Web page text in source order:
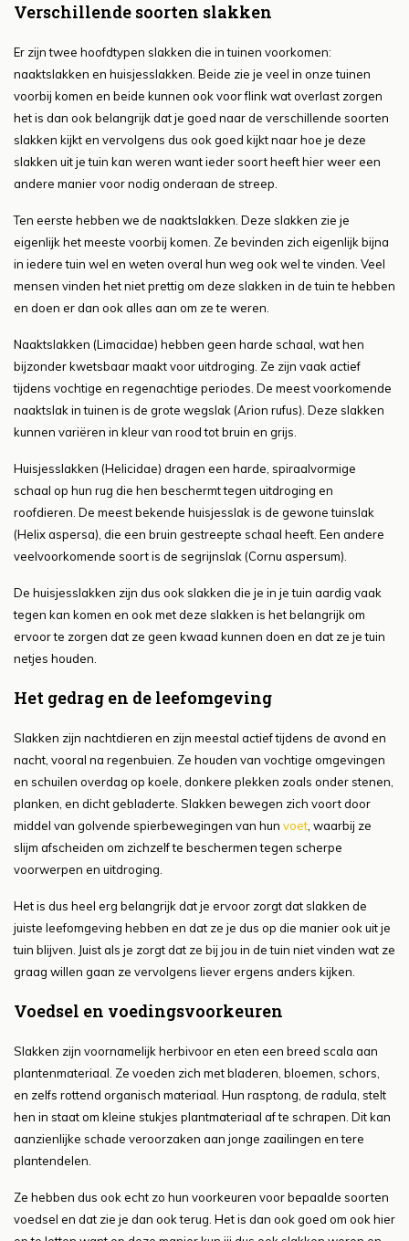
Verschillende soorten slakken
Er zijn twee hoofdtypen slakken die in tuinen voorkomen:
naaktslakken en huisjesslakken. Beide zie je veel in onze tuinen
voorbij komen en beide kunnen ook voor flink wat overlast zorgen
het is dan ook belangrijk dat je goed naar de verschillende soorten
slakken kijkt en vervolgens dus ook goed kijkt naar hoe je deze
slakken uit je tuin kan weren want ieder soort heeft hier weer een
andere manier voor nodig onderaan de streep.
Ten eerste hebben we de naaktslakken. Deze slakken zie je
eigenlijk het meeste voorbij komen. Ze bevinden zich eigenlijk bijna
in iedere tuin wel en weten overal hun weg ook wel te vinden. Veel
mensen vinden het niet prettig om deze slakken in de tuin te hebben
en doen er dan ook alles aan om ze te weren.
Naaktslakken (Limacidae) hebben geen harde schaal, wat hen
bijzonder kwetsbaar maakt voor uitdroging. Ze zijn vaak actief
tijdens vochtige en regenachtige periodes. De meest voorkomende
naaktslak in tuinen is de grote wegslak (Arion rufus). Deze slakken
kunnen variëren in kleur van rood tot bruin en grijs.
Huisjesslakken (Helicidae) dragen een harde, spiraalvormige
schaal op hun rug die hen beschermt tegen uitdroging en
roofdieren. De meest bekende huisjesslak is de gewone tuinslak
(Helix aspersa), die een bruin gestreepte schaal heeft. Een andere
veelvoorkomende soort is de segrijnslak (Cornu aspersum).
De huisjesslakken zijn dus ook slakken die je in je tuin aardig vaak
tegen kan komen en ook met deze slakken is het belangrijk om
ervoor te zorgen dat ze geen kwaad kunnen doen en dat ze je tuin
netjes houden.
Het gedrag en de leefomgeving
Slakken zijn nachtdieren en zijn meestal actief tijdens de avond en
nacht, vooral na regenbuien. Ze houden van vochtige omgevingen
en schuilen overdag op koele, donkere plekken zoals onder stenen,
planken, en dicht gebladerte. Slakken bewegen zich voort door
middel van golvende spierbewegingen van hun voet , waarbij ze
slijm afscheiden om zichzelf te beschermen tegen scherpe
voorwerpen en uitdroging.
Het is dus heel erg belangrijk dat je ervoor zorgt dat slakken de
juiste leefomgeving hebben en dat ze je dus op die manier ook uit je
tuin blijven. Juist als je zorgt dat ze bij jou in de tuin niet vinden wat ze
graag willen gaan ze vervolgens liever ergens anders kijken.
Voedsel en voedingsvoorkeuren
Slakken zijn voornamelijk herbivoor en eten een breed scala aan
plantenmateriaal. Ze voeden zich met bladeren, bloemen, schors,
en zelfs rottend organisch materiaal. Hun rasptong, de radula, stelt
hen in staat om kleine stukjes plantmateriaal af te schrapen. Dit kan
aanzienlijke schade veroorzaken aan jonge zaailingen en tere
plantendelen.
Ze hebben dus ook echt zo hun voorkeuren voor bepaalde soorten
voedsel en dat zie je dan ook terug. Het is dan ook goed om ook hier